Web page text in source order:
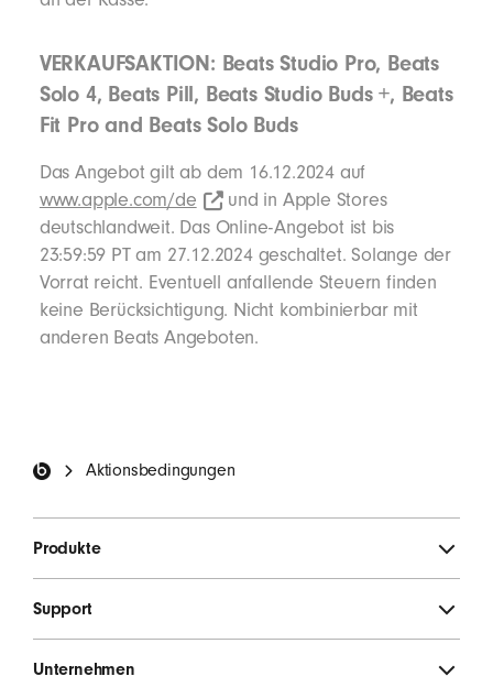
VERKAUFSAKTION: Beats Studio Pro, Beats
Solo 4, Beats Pill, Beats Studio Buds +, Beats
Fit Pro and Beats Solo Buds
Das Angebot gilt ab dem 16.12.2024 auf
www.apple.com/de
und in Apple Stores
deutschlandweit. Das Online-Angebot ist bis
23:59:59 PT am 27.12.2024 geschaltet. Solange der
Vorrat reicht. Eventuell anfallende Steuern finden
keine Berücksichtigung. Nicht kombinierbar mit
anderen Beats Angeboten.
Aktionsbedingungen
Produkte
Support
Unternehmen